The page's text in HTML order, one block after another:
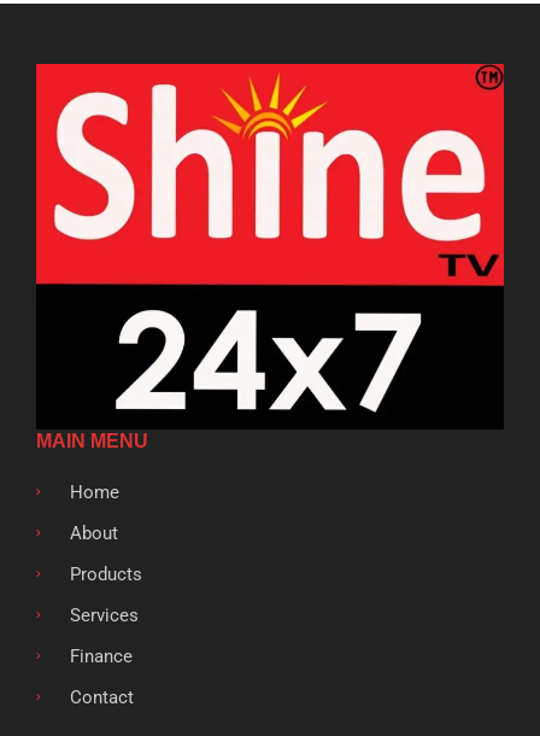
MAIN MENU
Home
About
Products
Services
Finance
Contact